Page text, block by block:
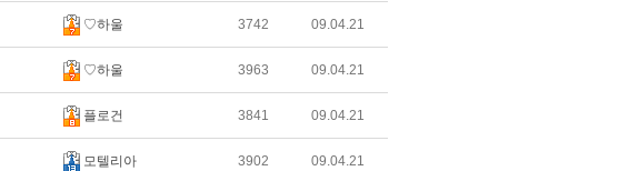
♡하울 3742 09.04.21
♡하울 3963 09.04.21
플로건 3841 09.04.21
모텔리아 3902 09.04.21